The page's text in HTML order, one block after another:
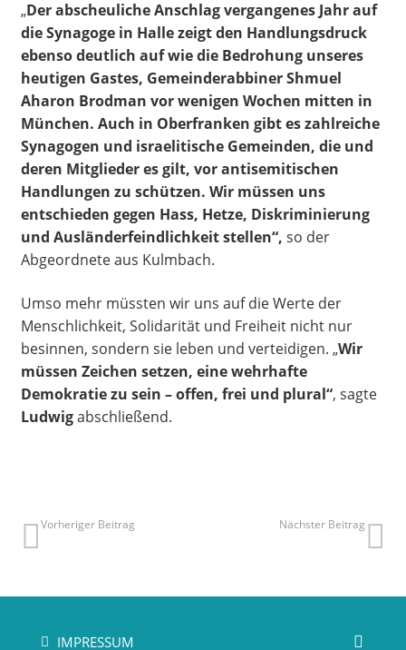
„Der abscheuliche Anschlag vergangenes Jahr auf
die Synagoge in Halle zeigt den Handlungsdruck
ebenso deutlich auf wie die Bedrohung unseres
heutigen Gastes, Gemeinderabbiner Shmuel
Aharon Brodman vor wenigen Wochen mitten in
München. Auch in Oberfranken gibt es zahlreiche
Synagogen und israelitische Gemeinden, die und
deren Mitglieder es gilt, vor antisemitischen
Handlungen zu schützen. Wir müssen uns
entschieden gegen Hass, Hetze, Diskriminierung
und Ausländerfeindlichkeit stellen“, so der
Abgeordnete aus Kulmbach.
Umso mehr müssten wir uns auf die Werte der
Menschlichkeit, Solidarität und Freiheit nicht nur
besinnen, sondern sie leben und verteidigen. „Wir
müssen Zeichen setzen, eine wehrhafte
Demokratie zu sein – offen, frei und plural“, sagte
Ludwigabschließend.
Vorheriger Beitrag Nächster Beitrag
IMPRESSUM